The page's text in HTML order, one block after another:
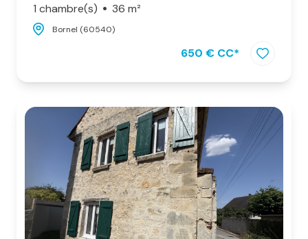
1 chambre(s)
36 m²
Bornel (60540)
650 € CC*